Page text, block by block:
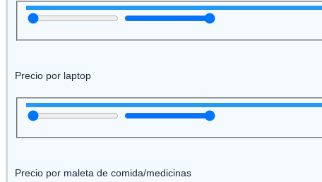
Precio por laptop
Precio por maleta de comida/medicinas